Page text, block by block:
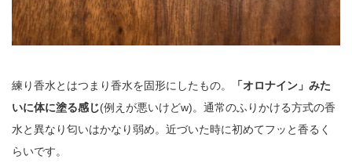
練り香水とはつまり香水を固形にしたもの。
「オロナイン」みた
いに体に塗る感じ(例えが悪いけどw)。通常のふりかける方式の香
水と異なり匂いはかなり弱め。近づいた時に初めてフッと香るく
らいです。